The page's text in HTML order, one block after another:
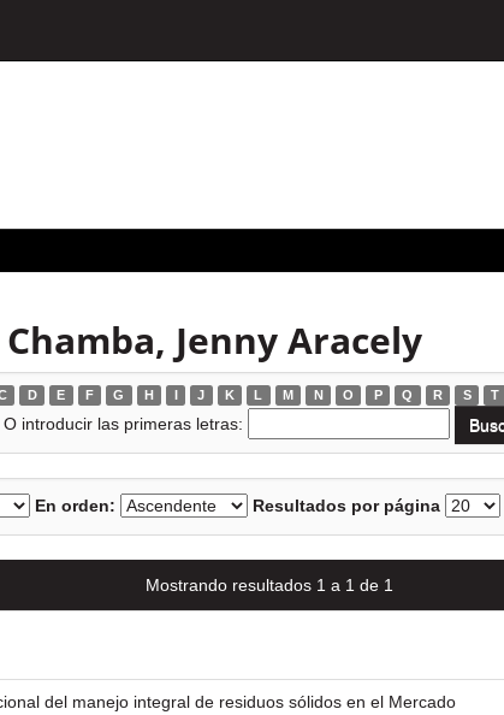
Jenny Aracely
D E F G H I J K L M N O P Q R S T
O introducir las primeras letras:
En orden: Resultados por página
Mostrando resultados 1 a 1 de 1
del manejo integral de residuos sólidos en el Mercado